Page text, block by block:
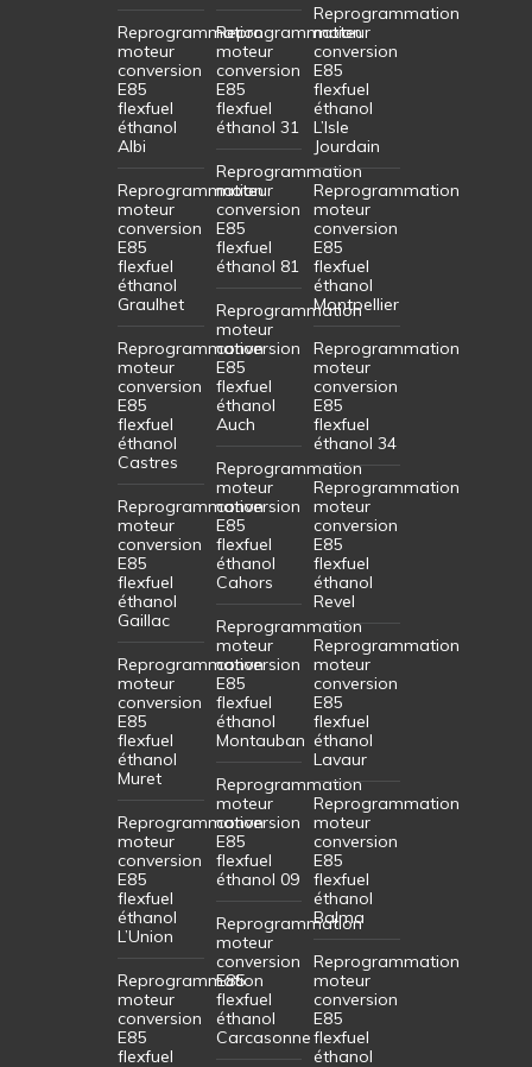
Reprogrammation
moteur
conversion
E85
flexfuel
éthanol
Albi
Reprogrammation
moteur
conversion
E85
flexfuel
éthanol
Graulhet
Reprogrammation
moteur
conversion
E85
flexfuel
éthanol
Castres
Reprogrammation
moteur
conversion
E85
flexfuel
éthanol
Gaillac
Reprogrammation
moteur
conversion
E85
flexfuel
éthanol
Muret
Reprogrammation
moteur
conversion
E85
flexfuel
éthanol
L’Union
Reprogrammation
moteur
conversion
E85
flexfuel
Reprogrammation
moteur
conversion
E85
flexfuel
éthanol 31
Reprogrammation
moteur
conversion
E85
flexfuel
éthanol 81
Reprogrammation
moteur
conversion
E85
flexfuel
éthanol
Auch
Reprogrammation
moteur
conversion
E85
flexfuel
éthanol
Cahors
Reprogrammation
moteur
conversion
E85
flexfuel
éthanol
Montauban
Reprogrammation
moteur
conversion
E85
flexfuel
éthanol 09
Reprogrammation
moteur
conversion
E85
flexfuel
éthanol
Carcasonne
Reprogrammation
moteur
conversion
E85
flexfuel
éthanol
L’Isle
Jourdain
Reprogrammation
moteur
conversion
E85
flexfuel
éthanol
Montpellier
Reprogrammation
moteur
conversion
E85
flexfuel
éthanol 34
Reprogrammation
moteur
conversion
E85
flexfuel
éthanol
Revel
Reprogrammation
moteur
conversion
E85
flexfuel
éthanol
Lavaur
Reprogrammation
moteur
conversion
E85
flexfuel
éthanol
Balma
Reprogrammation
moteur
conversion
E85
flexfuel
éthanol